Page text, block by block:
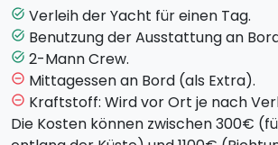
atemberaubenden Landschaften
Während der Buchungsphase könnt
Mittagsessen hinzu buchen, das eine
(Antipasti oder Salat), einen Ersten
Gang (Fleisch oder Fisch), Obst und
beinhaltet.
task_alt Verleih der Yacht für einen Tag.
task_alt Benutzung der Ausstattung an
task_alt 2-Mann Crew.
remove_circle_outline Mittagessen an Bord (als Extra).
remove_circle_outline Kraftstoff: Wird vor Ort je nach
Die Kosten können zwischen 300€